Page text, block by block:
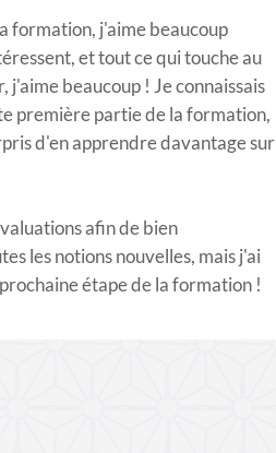
formation, j'aime beaucoup
et tout ce qui touche au
j'aime beaucoup ! Je connaissais
première partie de la formation,
d'en apprendre davantage sur
afin de bien
les notions nouvelles, mais j'ai
étape de la formation !